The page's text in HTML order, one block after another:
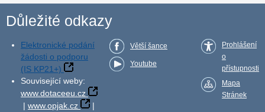
Důležité odkazy
Elektronické podání
žádosti o podporu
(IS KP21+)
Související weby:
www.dotaceeu.cz
| www.opjak.cz
|
Větší šance
Youtube
Prohlášení
o
přístupnosti
Mapa
Stránek